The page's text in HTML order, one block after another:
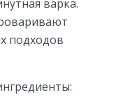
варка.
подходов